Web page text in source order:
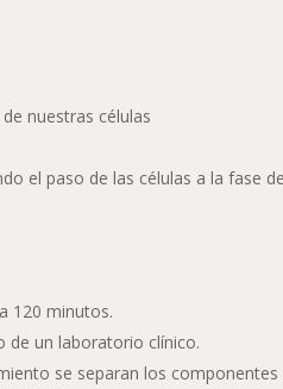
nuestras células
el paso de las células a la fase de
120 minutos.
de un laboratorio clínico.
se separan los componentes